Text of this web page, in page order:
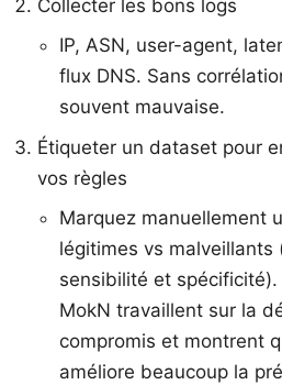
Collecter les bons logs
IP, ASN, user-agent,
flux DNS. Sans
souvent mauvaise.
Étiqueter un dataset pour
vos règles
Marquez manuellement
légitimes vs malveillants
sensibilité et
MokN travaillent sur la
compromis et montrent
améliore beaucoup la